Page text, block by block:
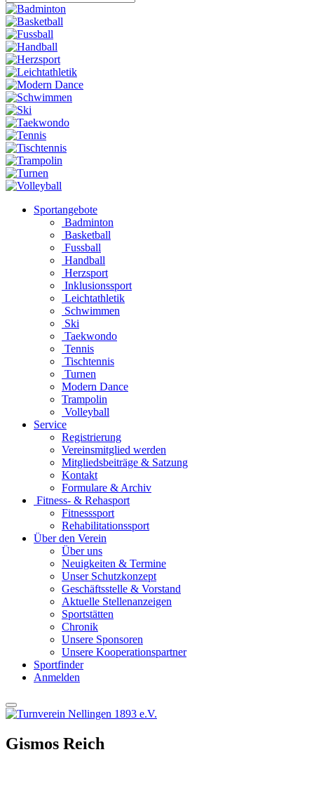
Sportangebote
Badminton
Basketball
Fussball
Handball
Herzsport
Inklusionssport
Leichtathletik
Schwimmen
Ski
Taekwondo
Tennis
Tischtennis
Turnen
Modern Dance
Trampolin
Volleyball
Service
Registrierung
Vereinsmitglied werden
Mitgliedsbeiträge & Satzung
Kontakt
Formulare & Archiv
Fitness- & Rehasport
Fitnesssport
Rehabilitationssport
Über den Verein
Über uns
Neuigkeiten & Termine
Unser Schutzkonzept
Geschäftsstelle & Vorstand
Aktuelle Stellenanzeigen
Sportstätten
Chronik
Unsere Sponsoren
Unsere Kooperationspartner
Sportfinder
Anmelden
Gismos Reich